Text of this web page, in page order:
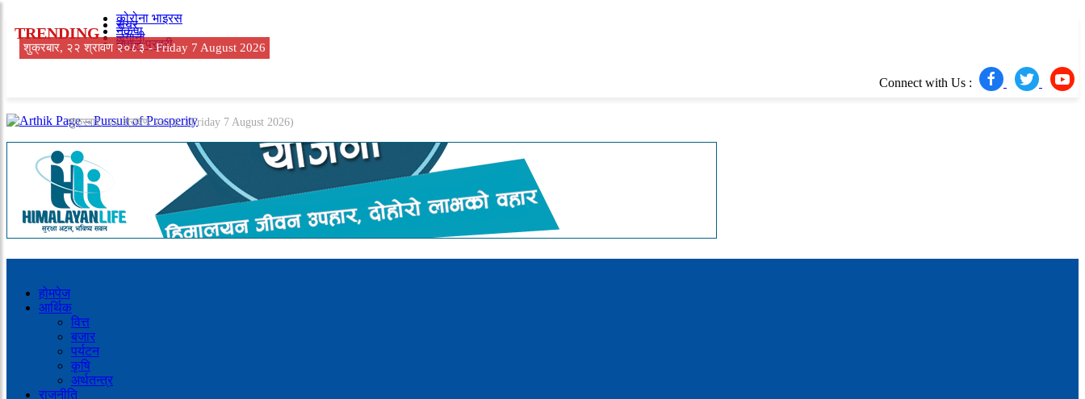
TRENDING
कोरोना भाइरस
सेयर
नेकपा
लगानी
नेपाल प्रहरी
Connect with Us :
शुक्रबार, २२ श्रावण २०८३ (Friday 7 August 2026)
शुक्रबार, २२ श्रावण २०८३ -Friday 7 August 2026
होमपेज
आर्थिक
वित्त
बजार
पर्यटन
कृषि
अर्थतन्त्र
राजनीति